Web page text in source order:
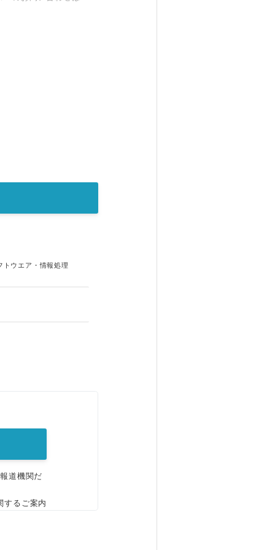
トウエア・情報処理
道機関だ
するご案内